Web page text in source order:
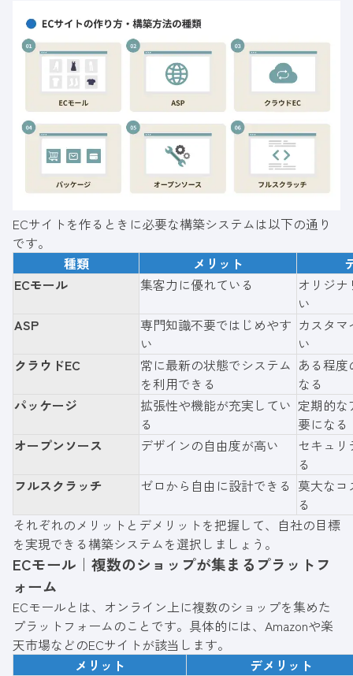
ECサイトを作るときに必要な構築システムは以下の通り
です。
種類
メリット
ECモール
集客力に優れている
オリジ
い
ASP
専門知識不要ではじめやす
い
カスタ
い
クラウドEC
常に最新の状態でシステム
を利用できる
ある程
なる
パッケージ
拡張性や機能が充実してい
る
定期的な
要になる
オープンソース
デザインの自由度が高い
セキュ
る
フルスクラッチ
ゼロから自由に設計できる 莫大な
る
それぞれのメリットとデメリットを把握して、自社の目標
を実現できる構築システムを選択しましょう。
ECモール｜複数のショップが集まるプラットフ
ォーム
ECモールとは、オンライン上に複数のショップを集めた
プラットフォームのことです。具体的には、Amazonや楽
天市場などのECサイトが該当します。
メリット
デメリット